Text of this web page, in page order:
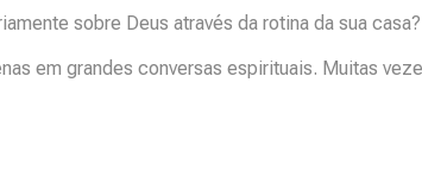
sobre Deus através da rotina da sua casa?
em grandes conversas espirituais. Muitas